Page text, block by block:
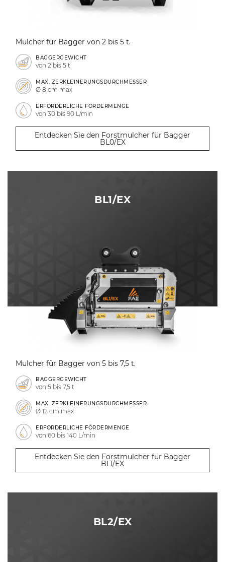
Mulcher für Bagger von 2 bis 5 t.
BAGGERGEWICHT
von 2 bis 5 t
MAX. ZERKLEINERUNGSDURCHMESSER
Ø 8 cm max
ERFORDERLICHE FÖRDERMENGE
von 30 bis 90 L/min
Entdecken Sie den Forstmulcher für Bagger
BL0/EX
BL1/EX
Mulcher für Bagger von 5 bis 7,5 t.
BAGGERGEWICHT
von 5 bis 7,5 t
MAX. ZERKLEINERUNGSDURCHMESSER
Ø 12 cm max
ERFORDERLICHE FÖRDERMENGE
von 60 bis 140 L/min
Entdecken Sie den Forstmulcher für Bagger
BL1/EX
BL2/EX